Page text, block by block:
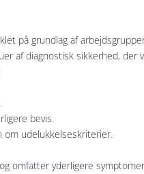
på grundlag af
af diagnostisk sikkerhed, der
bevis.
udelukkelseskriterier.
omfatter yderligere